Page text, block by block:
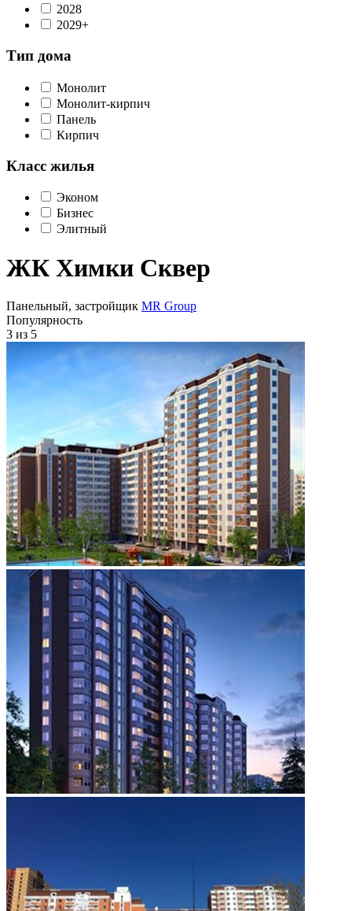
2028
2029+
Тип дома
Монолит
Монолит-кирпич
Панель
Кирпич
Класс жилья
Эконом
Бизнес
Элитный
ЖК Химки Сквер
Панельный, застройщик MR Group
Популярность
3 из 5